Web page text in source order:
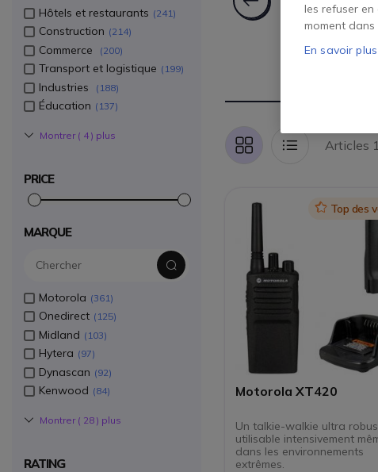
Radios CB (Citizen
Accessoires
Grille Liste Articles
IconTop des
Motorola XT420
Un talkie-walkie ultra
utilisable intensivement
dans les environnements
extrêmes.
Hôtels et restaurants 241
Construction 214
Commerce 200
Transport et logistique 199
Industries 188
Éducation 137
Montrer ( 4 ) plus
PRICE
MARQUE
Motorola 361
Onedirect 125
Midland 103
Hytera 97
Dynascan 92
Kenwood 84
Montrer ( 28 ) plus
RATING
les refuser
moment dans
En savoir